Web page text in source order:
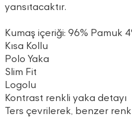
yansıtacaktır.
Kumaş içeriği: 96% Pamuk
Kısa Kollu
Polo Yaka
Slim Fit
Logolu
Kontrast renkli yaka detayı
Ters çevrilerek, benzer